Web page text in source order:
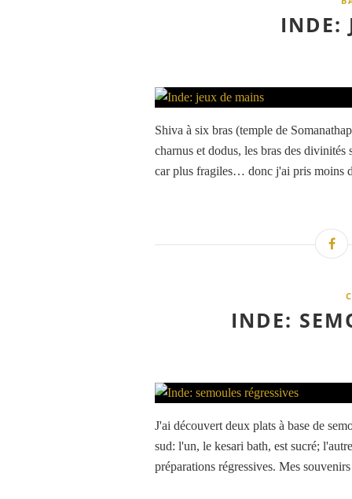
INDE:
Shiva à six bras (temple de
charnus et dodus, les bras des
car plus fragiles… donc j'ai pris moins
INDE:
J'ai découvert deux plats à base de
sud: l'un, le kesari bath, est sucré;
préparations régressives. Mes